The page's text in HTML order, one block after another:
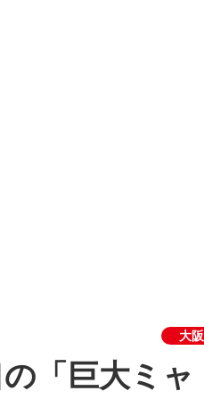
大阪
「巨大ミャ